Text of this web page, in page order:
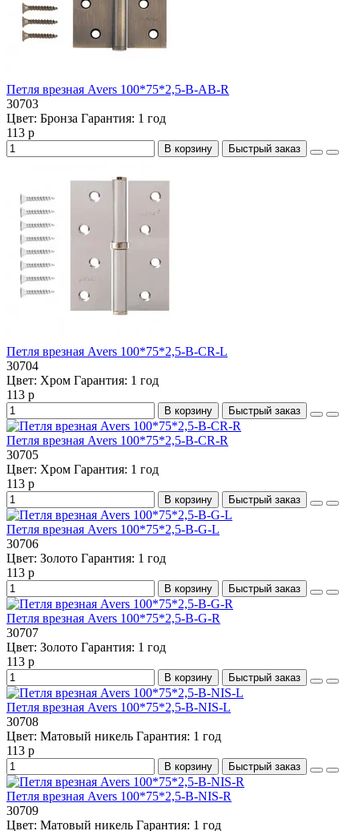
Петля врезная Avers 100*75*2,5-B-AB-R
30703
Цвет: Бронза Гарантия: 1 год
113 р
В корзину Быстрый заказ
Петля врезная Avers 100*75*2,5-B-CR-L
30704
Цвет: Хром Гарантия: 1 год
113 р
В корзину Быстрый заказ
Петля врезная Avers 100*75*2,5-B-CR-R
30705
Цвет: Хром Гарантия: 1 год
113 р
В корзину Быстрый заказ
Петля врезная Avers 100*75*2,5-B-G-L
30706
Цвет: Золото Гарантия: 1 год
113 р
В корзину Быстрый заказ
Петля врезная Avers 100*75*2,5-B-G-R
30707
Цвет: Золото Гарантия: 1 год
113 р
В корзину Быстрый заказ
Петля врезная Avers 100*75*2,5-B-NIS-L
30708
Цвет: Матовый никель Гарантия: 1 год
113 р
В корзину Быстрый заказ
Петля врезная Avers 100*75*2,5-B-NIS-R
30709
Цвет: Матовый никель Гарантия: 1 год